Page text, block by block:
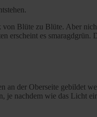
Blüte zu Blüte. Aber
erscheint es
an der Oberseite gebildet
je nachdem wie das Licht